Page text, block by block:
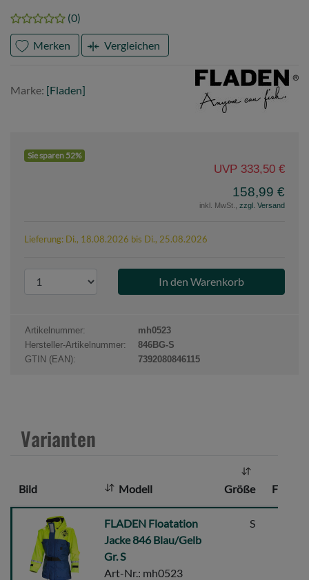
(0)
Merken Vergleichen
Marke: [Fladen]
Marke
Fladen
Sie sparen 52%
UVP 333,50 €
158,99 €
inkl. MwSt., zzgl. Versand
Lieferung: Di., 18.08.2026 bis Di., 25.08.2026
r
d
u
k
a
:
Artikelnummer:
mh0523
Hersteller-Artikelnummer:
846BG-S
GTIN (EAN):
7392080846115
Varianten
Bild Modell Größe Farbe
FLADEN
Floatation
Jacke
846
FLADEN Floatation
Jacke 846 Blau/Gelb
Gr. S
Art-Nr.: mh0523
S